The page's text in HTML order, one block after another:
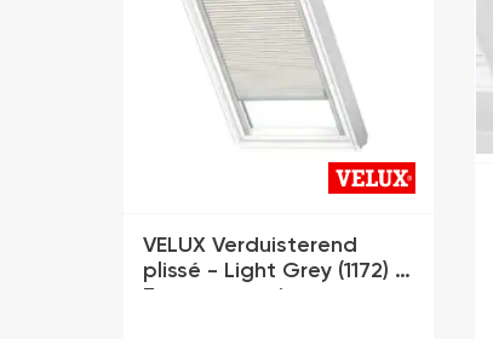
VELUX Verduisterend
plissé - Light Grey (1172) -
Zonne-energie